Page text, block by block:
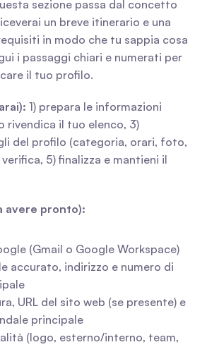
sezione passa dal concetto
un breve itinerario e una
in modo che tu sappia cosa
i passaggi chiari e numerati per
il tuo profilo.
1) prepara le informazioni
rivendica il tuo elenco, 3)
del profilo (categoria, orari, foto,
5) finalizza e mantieni il
avere pronto):
(Gmail o Google Workspace)
accurato, indirizzo e numero di
URL del sito web (se presente) e
principale
(logo, esterno/interno, team,